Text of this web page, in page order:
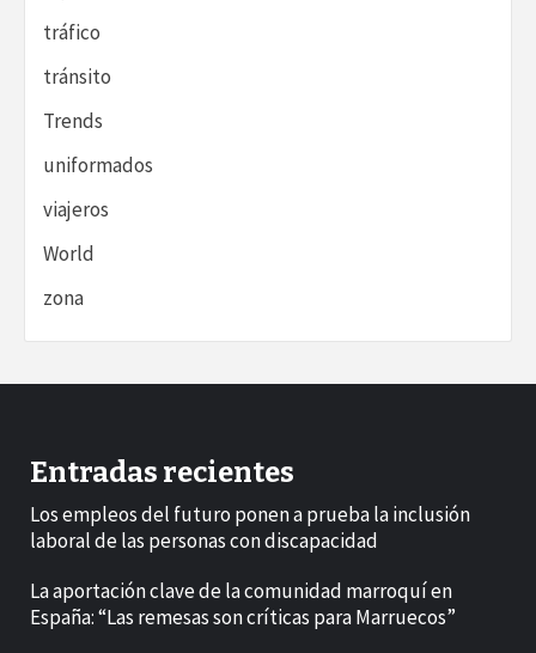
tráfico
tránsito
Trends
uniformados
viajeros
World
zona
Entradas recientes
Los empleos del futuro ponen a prueba la inclusión
laboral de las personas con discapacidad
La aportación clave de la comunidad marroquí en
España: “Las remesas son críticas para Marruecos”